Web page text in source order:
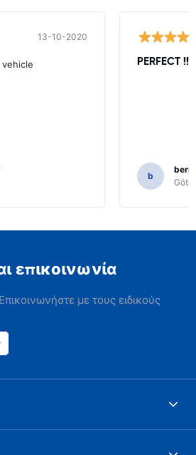
13-10-2020
PERFECT
b
επικοινωνία
με τους ειδικούς